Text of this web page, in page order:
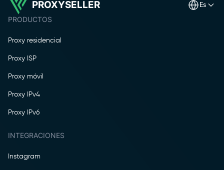
PROXYSELLER es
PRODUCTOS
Proxy residencial
Proxy ISP
Proxy móvil
Proxy IPv4
Proxy IPv6
INTEGRACIONES
Instagram